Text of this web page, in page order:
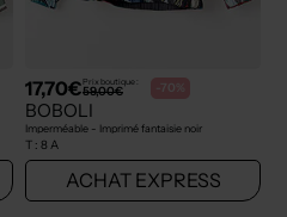
17,70€Prix boutique :
59,00€ -70%
BOBOLI
Imperméable - Imprimé fantaisie noir
T : 8 A
ACHAT EXPRESS